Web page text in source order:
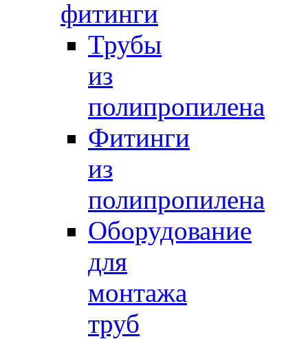
фитинги
Трубы
из
полипропилена
Фитинги
из
полипропилена
Оборудование
для
монтажа
труб